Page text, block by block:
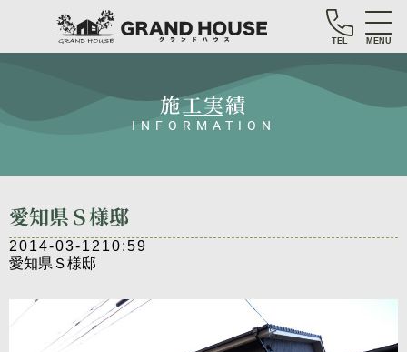
TEL MENU
施工実績
INFORMATION
愛知県Ｓ様邸
2014-03-12 10:59
愛知県Ｓ様邸